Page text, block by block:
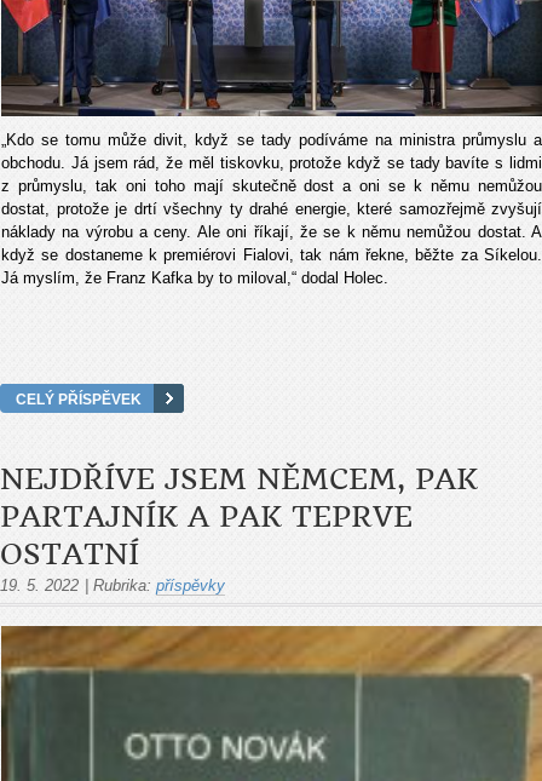
„Kdo se tomu může divit, když se tady podíváme na ministra průmyslu a
obchodu. Já jsem rád, že měl tiskovku, protože když se tady bavíte s lidmi
z průmyslu, tak oni toho mají skutečně dost a oni se k němu nemůžou
dostat, protože je drtí všechny ty drahé energie, které samozřejmě zvyšují
náklady na výrobu a ceny. Ale oni říkají, že se k němu nemůžou dostat. A
když se dostaneme k premiérovi Fialovi, tak nám řekne, běžte za Síkelou.
Já myslím, že Franz Kafka by to miloval,“ dodal Holec.
CELÝ PŘÍSPĚVEK
NEJDŘÍVE JSEM NĚMCEM, PAK
PARTAJNÍK A PAK TEPRVE
OSTATNÍ
19. 5. 2022 Rubrika: příspěvky